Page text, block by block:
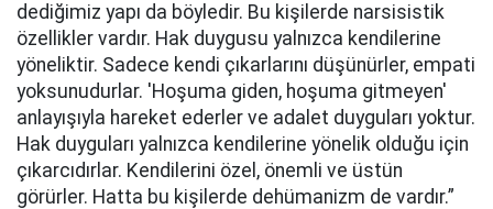
dediğimiz yapı da böyledir. Bu kişilerde narsisistik
özellikler vardır. Hak duygusu yalnızca kendilerine
yöneliktir. Sadece kendi çıkarlarını düşünürler, empati
yoksunudurlar. 'Hoşuma giden, hoşuma gitmeyen'
anlayışıyla hareket ederler ve adalet duyguları yoktur.
Hak duyguları yalnızca kendilerine yönelik olduğu için
çıkarcıdırlar. Kendilerini özel, önemli ve üstün
görürler. Hatta bu kişilerde dehümanizm de vardır.”